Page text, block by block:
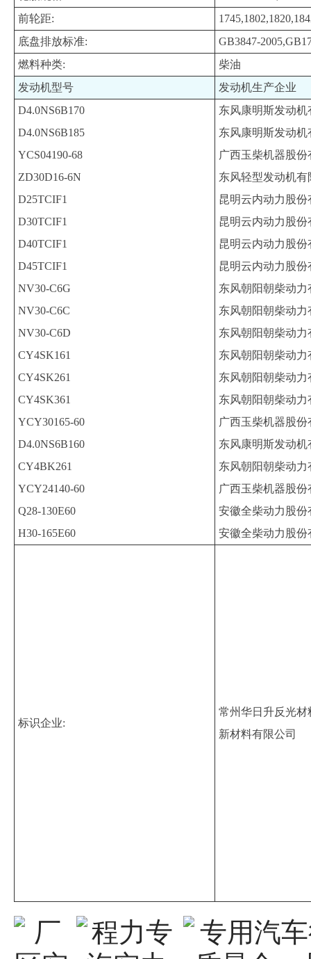
前轮距:
底盘排放标准:
GB3847-
燃料种类:
柴油
发动机型号
发动机生产企业
D4.0NS6B170
D4.0NS6B185
YCS04190-68
ZD30D16-6N
D25TCIF1
D30TCIF1
D40TCIF1
D45TCIF1
NV30-C6G
NV30-C6C
NV30-C6D
CY4SK161
CY4SK261
CY4SK361
YCY30165-60
D4.0NS6B160
CY4BK261
YCY24140-60
Q28-130E60
H30-165E60
东风康明斯发动机
东风康明斯发动机
广西玉柴机器股份
东风轻型发动机有
昆明云内动力股份
昆明云内动力股份
昆明云内动力股份
昆明云内动力股份
东风朝阳朝柴动力
东风朝阳朝柴动力
东风朝阳朝柴动力
东风朝阳朝柴动力
东风朝阳朝柴动力
东风朝阳朝柴动力
广西玉柴机器股份
东风康明斯发动机
东风朝阳朝柴动力
广西玉柴机器股份
安徽全柴动力股份
安徽全柴动力股份
标识企业:
常州华日升反光
新材料有限公司